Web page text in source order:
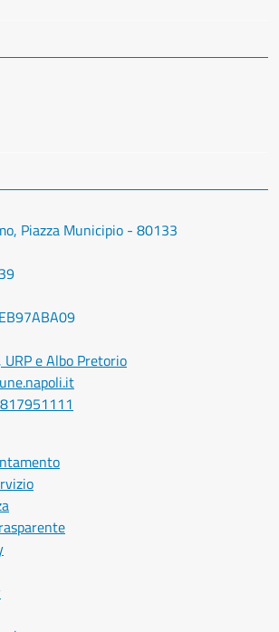
Piazza Municipio - 80133
e Albo Pretorio